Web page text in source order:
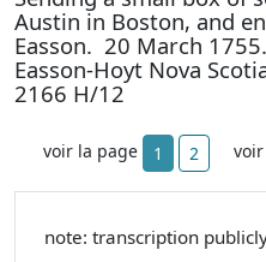
Austin in Boston, and
Easson. 20 March
Easson-Hoyt Nova
2166 H/12
voir la page 1 2
note: transcription